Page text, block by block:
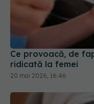
Ce provoacă, de
ridicată la femei
20 mai 2026, 16:46